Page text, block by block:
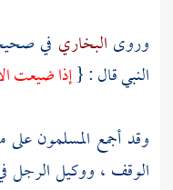
وروى البخاري في
النبي قال : {إذا ضيعت
وقد أجمع المسلمون
الوقف ، ووكيل الرجل